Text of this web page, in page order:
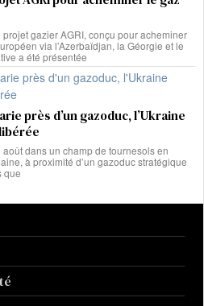
gazier AGRI, conçu pour acheminer
via l’Azerbaïdjan, la Géorgie et le
a été présentée
près d’un gazoduc, l’Ukraine
dans un champ de tournesols en
à proximité d’un gazoduc stratégique
que